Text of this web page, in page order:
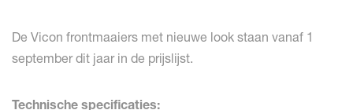
De Vicon frontmaaiers met nieuwe look staan vanaf 1
september dit jaar in de prijslijst.
Technische specificaties: